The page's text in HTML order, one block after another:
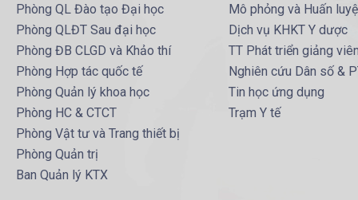
Phòng QL Đào tạo Đại học
Phòng QLĐT Sau đại học
Phòng ĐB CLGD và Khảo thí
Phòng Hợp tác quốc tế
Phòng Quản lý khoa học
Phòng HC & CTCT
Phòng Vật tư và Trang thiết bị
Phòng Quản trị
Ban Quản lý KTX
Mô phỏng và Huấn
Dịch vụ KHKT Y dược
TT Phát triển giảng
Nghiên cứu Dân số &
Tin học ứng dụng
Trạm Y tế